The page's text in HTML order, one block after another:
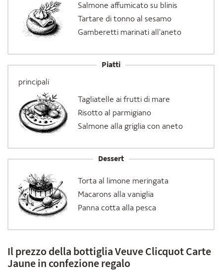
Salmone affumicato su blinis
Tartare di tonno al sesamo
Gamberetti marinati all'aneto
Piatti
principali
Tagliatelle ai frutti di mare
Risotto al parmigiano
Salmone alla griglia con aneto
Dessert
Torta al limone meringata
Macarons alla vaniglia
Panna cotta alla pesca
Il prezzo della bottiglia Veuve Clicquot Carte
Jaune in confezione regalo